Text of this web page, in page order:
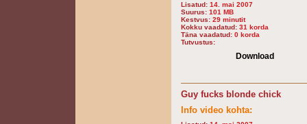
Lisatud: 14. mai 2007
Suurus: 101 MB
Kestvus: 29 minutit
Kokku vaadatud: 31 korda
Täna vaadatud: 0 korda
Tutvustus:
Download
Guy fucks blonde chick
Info video kohta: